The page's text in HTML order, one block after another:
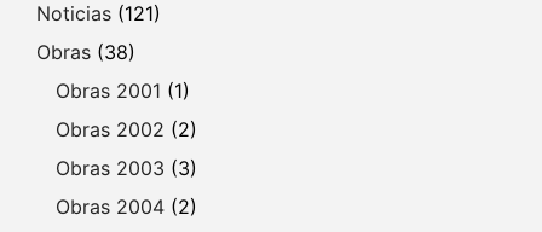
Noticias (121)
Obras (38)
Obras 2001 (1)
Obras 2002 (2)
Obras 2003 (3)
Obras 2004 (2)